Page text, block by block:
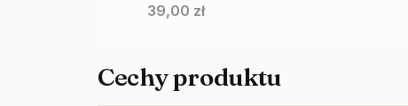
Cena
39,00 zł
Cechy produktu